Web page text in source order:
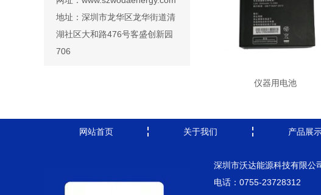
地址：深圳市龙华区龙华街道清
湖社区大和路476号客盛创新园
706
仪器用电池
网站首页 关于我们 产品展
深圳市沃达能源科技有限公
电话：0755-23728312